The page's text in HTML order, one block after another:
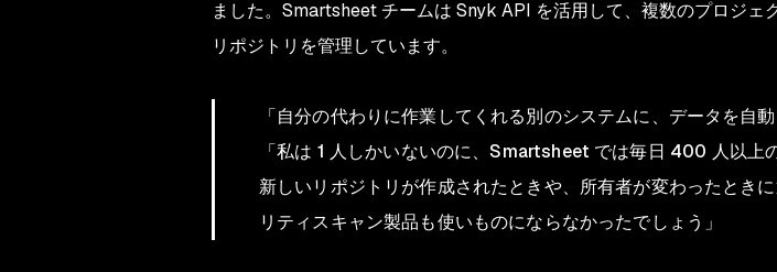
ました。Smartsheet チームは Snyk API を活用して、複数のプロジ
リポジトリを管理しています。
「自分の代わりに作業してくれる別のシステムに、データを自
「私は 1 人しかいないのに、Smartsheet では毎日 400 人以上
新しいリポジトリが作成されたときや、所有者が変わったとき
リティスキャン製品も使いものにならなかったでしょう」